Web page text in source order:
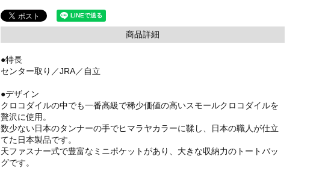
商品詳細
●特長
センター取り／JRA／自立
●デザイン
クロコダイルの中でも一番高級で稀少価値の高いスモールクロコダイルを
贅沢に使用。
数少ない日本のタンナーの手でヒマラヤカラーに鞣し、日本の職人が仕立
てた日本製品です。
天ファスナー式で豊富なミニポケットがあり、大きな収納力のトートバッ
グです。